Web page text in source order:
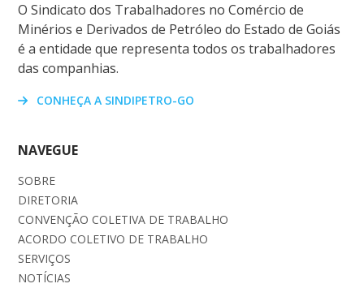
O Sindicato dos Trabalhadores no Comércio de
Minérios e Derivados de Petróleo do Estado de Goiás
é a entidade que representa todos os trabalhadores
das companhias.
CONHEÇA A SINDIPETRO-GO
NAVEGUE
SOBRE
DIRETORIA
CONVENÇÃO COLETIVA DE TRABALHO
ACORDO COLETIVO DE TRABALHO
SERVIÇOS
NOTÍCIAS